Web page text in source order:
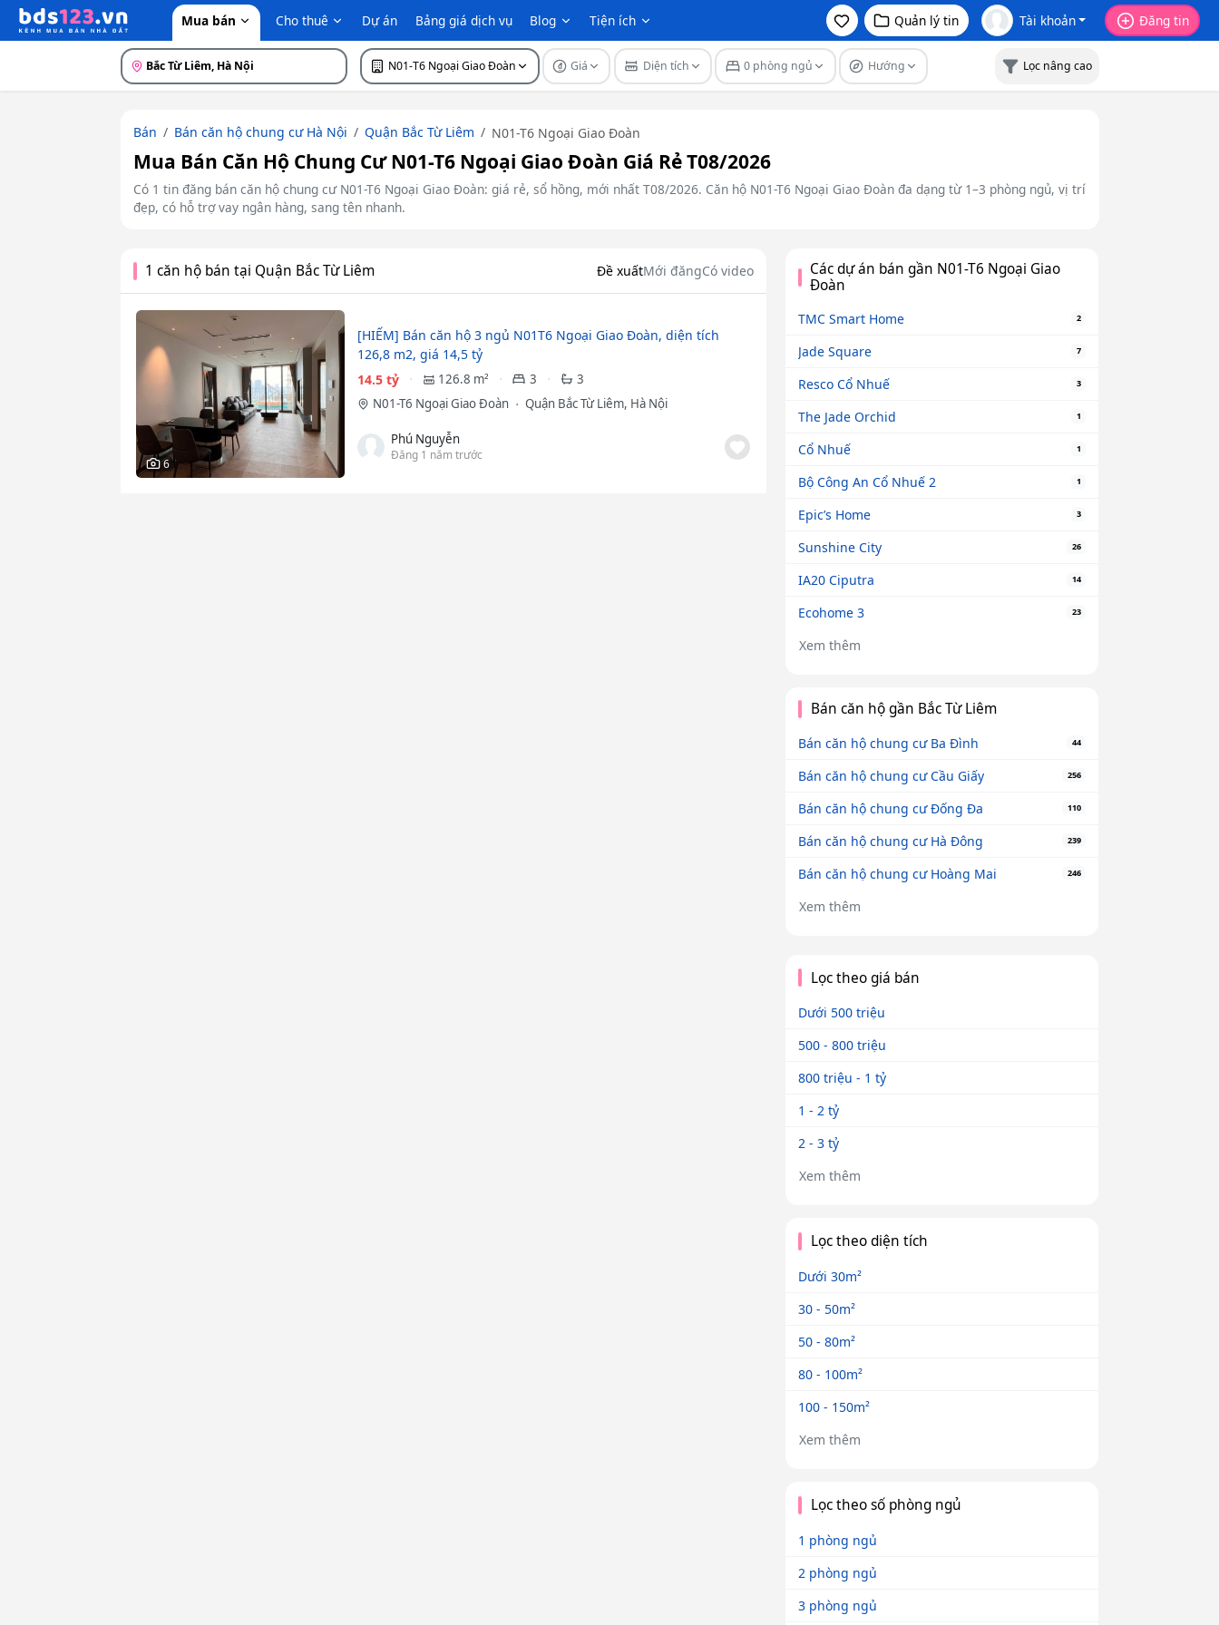
Mua bán Cho thuê Dự án Bảng giá dịch vụ Blog Tiện ích Quản lý tin Tài khoản Đăng tin
Bắc Từ Liêm, Hà Nội N01-T6 Ngoại Giao Đoàn Giá Diện tích 0 phòng ngủ Hướng Lọc nâng cao
Bán Bán căn hộ chung cư Hà Nội Quận Bắc Từ Liêm N01-T6 Ngoại Giao Đoàn
Mua Bán Căn Hộ Chung Cư N01-T6 Ngoại Giao Đoàn Giá Rẻ T08/2026
Có 1 tin đăng bán căn hộ chung cư N01-T6 Ngoại Giao Đoàn: giá rẻ, sổ hồng, mới nhất T08/2026. Căn hộ N01-T6 Ngoại Giao Đoàn đa dạng từ 1–3 phòng ngủ, vị trí
đẹp, có hỗ trợ vay ngân hàng, sang tên nhanh.
1 căn hộ bán tại Quận Bắc Từ Liêm Đề xuấtMới đăngCó video
6
[HIẾM] Bán căn hộ 3 ngủ N01T6 Ngoại Giao Đoàn, diện tích
126,8 m2, giá 14,5 tỷ
14.5 tỷ
126.8 m² 3
3
N01-T6 Ngoại Giao Đoàn
Quận Bắc Từ Liêm, Hà Nội
Phú Nguyễn
Đăng 1 năm trước
Các dự án bán gần N01-T6 Ngoại Giao
Đoàn
TMC Smart Home 2
Jade Square 7
Resco Cổ Nhuế 3
The Jade Orchid 1
Cổ Nhuế 1
Bộ Công An Cổ Nhuế 2 1
Epic’s Home 3
Sunshine City 26
IA20 Ciputra 14
Ecohome 3 23
Xem thêm
Bán căn hộ gần Bắc Từ Liêm
Bán căn hộ chung cư Ba Đình 44
Bán căn hộ chung cư Cầu Giấy 256
Bán căn hộ chung cư Đống Đa 110
Bán căn hộ chung cư Hà Đông 239
Bán căn hộ chung cư Hoàng Mai 246
Xem thêm
Lọc theo giá bán
Dưới 500 triệu
500 - 800 triệu
800 triệu - 1 tỷ
1 - 2 tỷ
2 - 3 tỷ
Xem thêm
Lọc theo diện tích
Dưới 30m²
30 - 50m²
50 - 80m²
80 - 100m²
100 - 150m²
Xem thêm
Lọc theo số phòng ngủ
1 phòng ngủ
2 phòng ngủ
3 phòng ngủ